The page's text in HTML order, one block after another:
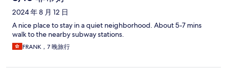
2024 年 8 月 12 日
A nice place to stay in a quiet neighborhood. About 5-7 mins
walk to the nearby subway stations.
FRANK，7 晚旅行